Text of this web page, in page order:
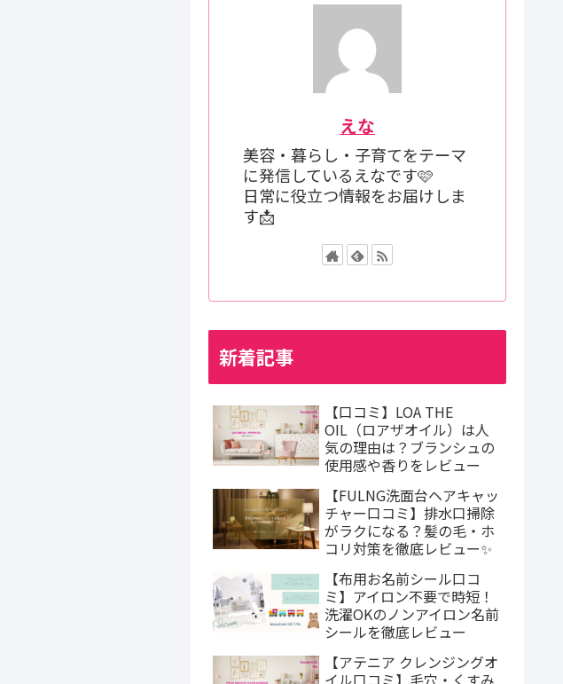
えな
美容・暮らし・子育てをテーマ
に発信しているえなです🩷
日常に役立つ情報をお届けしま
す📩
新着記事
【口コミ】LOA THE
OIL（ロアザオイル）は人
気の理由は？ブランシュの
使用感や香りをレビュー
【FULNG洗面台ヘアキャッ
チャー口コミ】排水口掃除
がラクになる？髪の毛・ホ
コリ対策を徹底レビュー✨
【布用お名前シール口コ
ミ】アイロン不要で時短！
洗濯OKのノンアイロン名前
シールを徹底レビュー
【アテニア クレンジングオ